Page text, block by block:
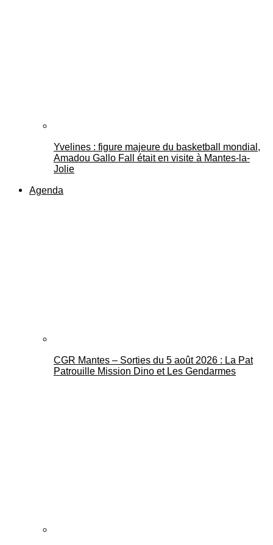
Yvelines : figure majeure du basketball mondial,
Amadou Gallo Fall était en visite à Mantes-la-
Jolie
Agenda
CGR Mantes – Sorties du 5 août 2026 : La Pat
Patrouille Mission Dino et Les Gendarmes